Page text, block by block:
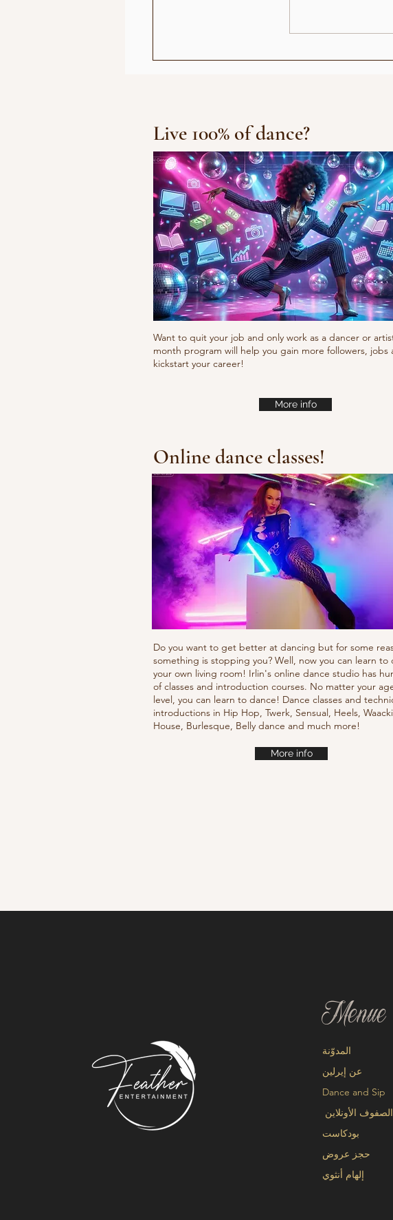
عندما أصبح رأيي حديث الناس:
Live 100% of dance?
Want to quit your job and only work as a dancer or
month program will help you gain more followers, jobs
kickstart your career!
More info
Online dance classes!
Do you want to get better at dancing but for some
something is stopping you? Well, now you can learn to
your own living room! Irlin's online dance studio has
of classes and introduction courses. No matter your
level, you can learn to dance! Dance classes and
introductions in Hip Hop, Twerk, Sensual, Heels,
House, Burlesque, Belly dance and much more!
More info
Menue
عن إيرلين
Dance and Sip
الصفوف الأونلاين
بودكاست
حجز عروض
إلهام أنثوي